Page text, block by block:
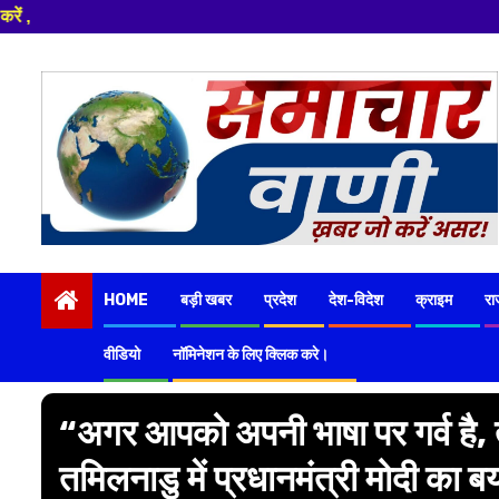
content
HOME बड़ी खबर प्रदेश देश-विदेश क्राइम
वीडियो नॉमिनेशन के लिए क्लिक करे।
“अगर आपको अपनी भाषा पर गर्व
तमिलनाडु में प्रधानमंत्री मोदी का